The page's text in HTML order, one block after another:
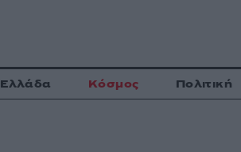
Ελλάδα Κόσμος Πολιτική